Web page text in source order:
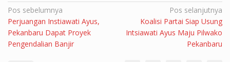
Navigasi
pos
Pos sebelumnya
Perjuangan Instiawati Ayus,
Pekanbaru Dapat Proyek
Pengendalian Banjir
Pos selanjutnya
Koalisi Partai Siap Usung
Intsiawati Ayus Maju Pilwako
Pekanbaru